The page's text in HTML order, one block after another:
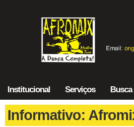
Institucional Serviços Busca
Informativo: